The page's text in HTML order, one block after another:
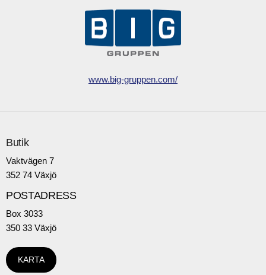
www.big-gruppen.com/
Butik
Vaktvägen 7
352 74 Växjö
POSTADRESS
Box 3033
350 33 Växjö
KARTA